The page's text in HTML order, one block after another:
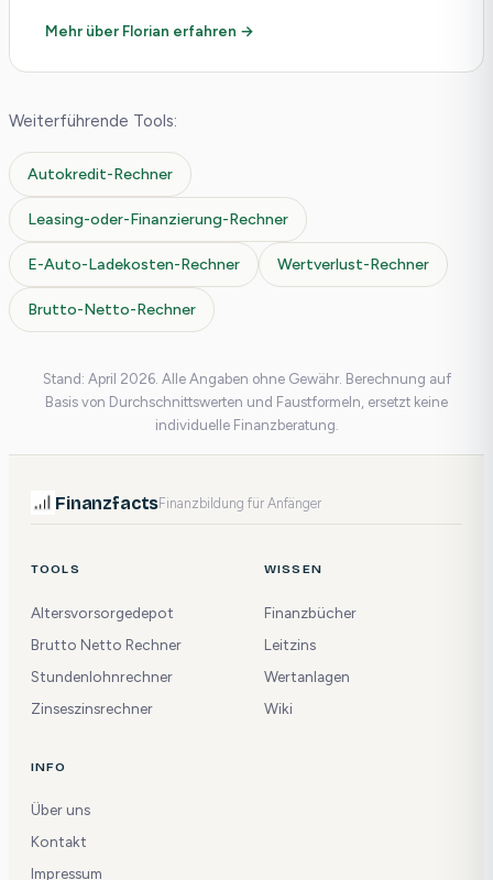
Mehr über Florian erfahren →
Weiterführende Tools:
Autokredit-Rechner
Leasing-oder-Finanzierung-Rechner
E-Auto-Ladekosten-Rechner Wertverlust-Rechner
Brutto-Netto-Rechner
Stand: April 2026. Alle Angaben ohne Gewähr. Berechnung auf
Basis von Durchschnittswerten und Faustformeln, ersetzt keine
individuelle Finanzberatung.
FinanzfactsFinanzbildung für Anfänger
TOOLS
Altersvorsorgedepot
Brutto Netto Rechner
Stundenlohnrechner
Zinseszinsrechner
WISSEN
Finanzbücher
Leitzins
Wertanlagen
Wiki
INFO
Über uns
Kontakt
Impressum